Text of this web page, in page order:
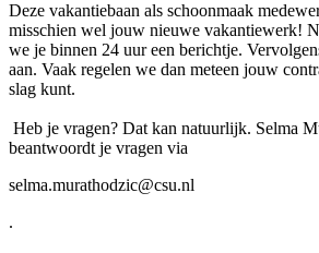
Deze vakantiebaan als schoonmaak
misschien wel jouw nieuwe vakantiewerk!
we je binnen 24 uur een berichtje.
aan. Vaak regelen we dan meteen jouw
slag kunt.
Heb je vragen? Dat kan natuurlijk. Selma
beantwoordt je vragen via
selma.murathodzic@csu.nl
.